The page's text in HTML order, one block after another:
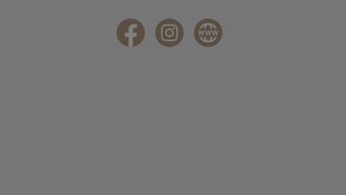
FacebookInstagramWebsite